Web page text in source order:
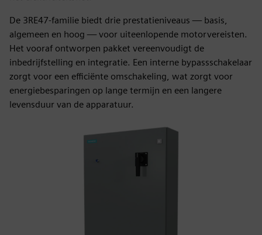
De 3RE47-familie biedt drie prestatieniveaus — basis,
algemeen en hoog — voor uiteenlopende motorvereisten.
Het vooraf ontworpen pakket vereenvoudigt de
inbedrijfstelling en integratie. Een interne bypassschakelaar
zorgt voor een efficiënte omschakeling, wat zorgt voor
energiebesparingen op lange termijn en een langere
levensduur van de apparatuur.